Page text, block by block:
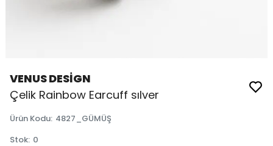
VENUS DESİGN
Çelik Rainbow Earcuff sılver
Ürün Kodu: 4827_GÜMÜŞ
Stok: 0